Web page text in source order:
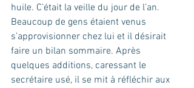
huile. C’était la veille du jour de l’an.
Beaucoup de gens étaient venus
s’approvisionner chez lui et il désirait
faire un bilan sommaire. Après
quelques additions, caressant le
secrétaire usé, il se mit à réfléchir aux